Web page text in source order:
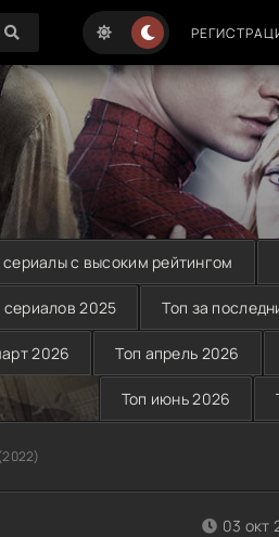
сериалы с высоким рейтингом
сериалов 2025 Топ за
2026 Топ апрель 2026
Топ июнь 2026
03 окт